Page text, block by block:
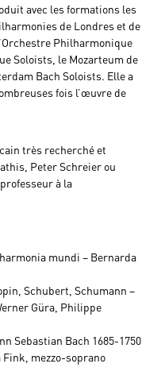
avec les formations les
de Londres et de
Philharmonique
Soloists, le Mozarteum de
Bach Soloists. Elle a
fois l’œuvre de
très recherché et
Peter Schreier ou
à la
mundi – Bernarda
Schubert, Schumann –
Güra, Philippe
Sebastian Bach 1685-1750
mezzo-soprano